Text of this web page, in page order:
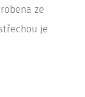
ze
je